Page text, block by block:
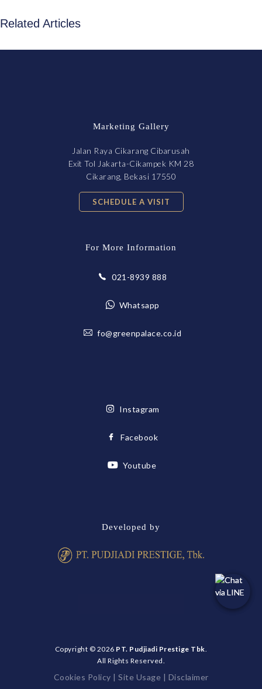
Related Articles
Marketing Gallery
Jalan Raya Cikarang Cibarusah
Exit Tol Jakarta-Cikampek KM 28
Cikarang, Bekasi 17550
SCHEDULE A VISIT
For More Information
021-8939 888
Whatsapp
fo@greenpalace.co.id
Instagram
Facebook
Youtube
Developed by
Copyright © 2026 PT. Pudjiadi Prestige Tbk.
All Rights Reserved.
Cookies Policy | Site Usage | Disclaimer